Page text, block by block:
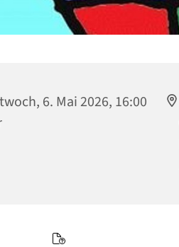
6. Mai 2026, 16:00